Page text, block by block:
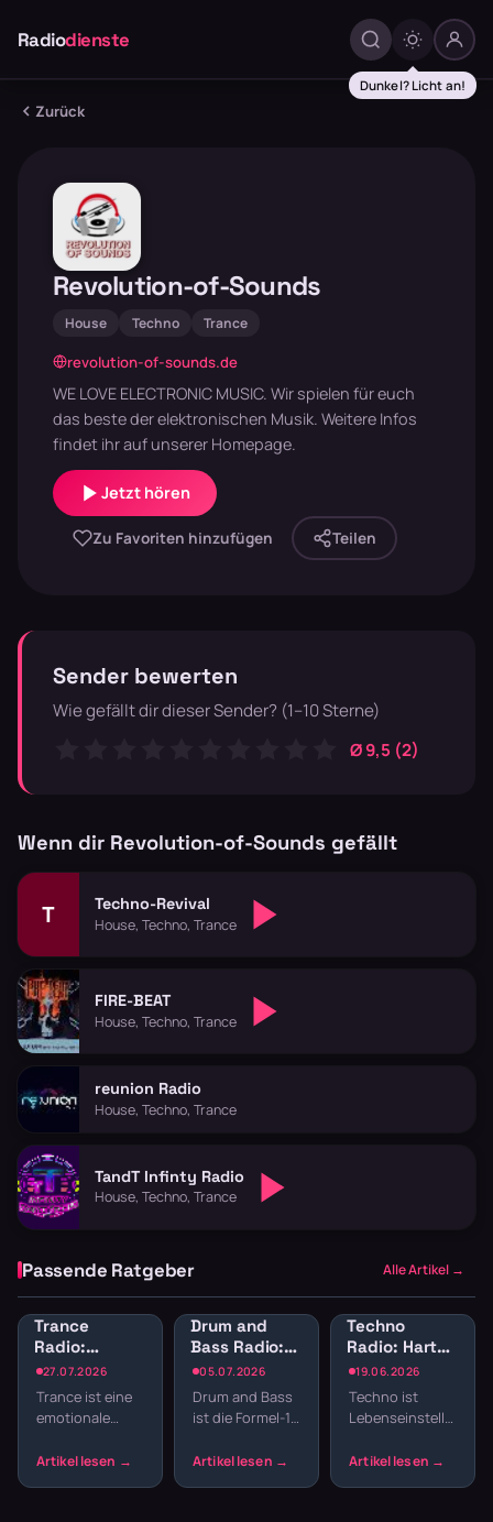
Radiodienste
Dunkel? Licht an!
Zurück
Revolution-of-Sounds
House Techno Trance
revolution-of-sounds.de
WE LOVE ELECTRONIC MUSIC. Wir spielen für euch
das beste der elektronischen Musik. Weitere Infos
findet ihr auf unserer Homepage.
Jetzt hören
Zu Favoriten hinzufügen Teilen
Sender bewerten
Wie gefällt dir dieser Sender? (1–10 Sterne)
Ø 9,5 (2)
Wenn dir Revolution-of-Sounds gefällt
T Techno-Revival
House, Techno, Trance
FIRE-BEAT
House, Techno, Trance
reunion Radio
House, Techno, Trance
TandT Infinty Radio
House, Techno, Trance
Passende Ratgeber Alle Artikel →
27.07.2026
Trance
Radio:
Melodischer
elektronischer
Sound für
Trance-Fans
Trance ist eine
emotionale
Build-ups,
05.07.2026
Drum and
Bass Radio:
Schnelle
Breaks und
tiefer Bass
im Stream
Drum and Bass
ist die Formel-1
elektronischen
19.06.2026
Techno
Radio: Harte
Beats und
elektronische
Clubkultur
streamen
Techno ist
Lebenseinstellung,
ein Sound, der